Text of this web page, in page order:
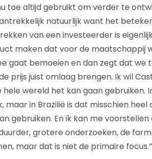
toe altijd gebruikt om verder te
natuurlijk want het
van een investeerder is
maken dat voor de maatschappij
gaat bemoeien en dan zegt dat we
prijs juist omlaag brengen. Ik wil
hele wereld het kan gaan gebruiken.
maar in Brazilië is dat misschien
gebruiken. En ik kan me
grotere onderzoeken, de
maar dat is niet de primaire focus.”